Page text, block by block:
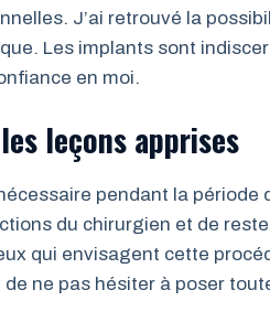
J’ai retrouvé la
Les implants sont
en moi.
leçons apprises
pendant la période
du chirurgien et de
qui envisagent cette
ne pas hésiter à poser